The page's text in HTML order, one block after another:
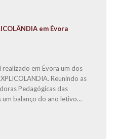
em Évora
em Évora um dos
Reunindo as
Pedagógicas das
um balanço do ano letivo
a EXPLICOLÂNDIA seja